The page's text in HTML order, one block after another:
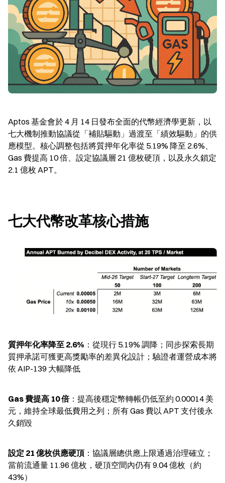
Aptos 基金會於 4 月 14 日發布全面的代幣經濟學更新，以
七大機制推動協議從「補貼驅動」過渡至「績效驅動」的供
應模型。核心調整包括將質押年化率從 5.19% 降至 2.6%、
Gas 費提高 10 倍、設定協議層 21 億枚硬頂，以及永久鎖定
2.1 億枚 APT。
七大代幣改革核心措施
質押年化率降至 2.6% ：從現行 5.19% 調降；同步探索長期
質押承諾可獲更高獎勵率的差異化設計；驗證者運營成本將
依 AIP-139 大幅降低
Gas 費提高 10 倍：提高後穩定幣轉帳仍低至約 0.00014 美
元，維持全球最低費用之列；所有 Gas 費以 APT 支付後永
久銷毀
設定 21 億枚供應硬頂 ：協議層總供應上限通過治理確立；
當前流通量 11.96 億枚，硬頂空間內仍有 9.04 億枚（約
43%）